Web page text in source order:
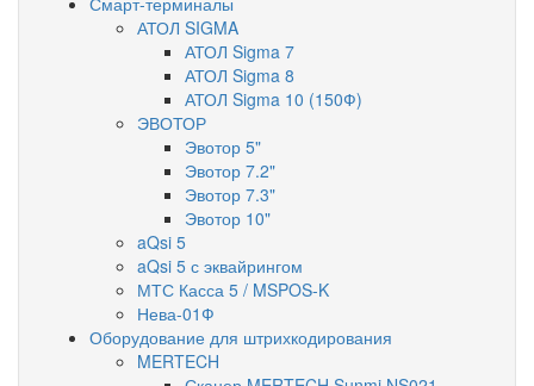
АТОЛ SIGMA
АТОЛ Sigma 7
АТОЛ Sigma 8
АТОЛ Sigma 10 (150Ф)
ЭВОТОР
Эвотор 5"
Эвотор 7.2"
Эвотор 7.3"
Эвотор 10"
aQsi 5
aQsi 5 с эквайрингом
МТС Касса 5 / MSPOS-K
Нева-01Ф
Оборудование для штрихкодирования
MERTECH